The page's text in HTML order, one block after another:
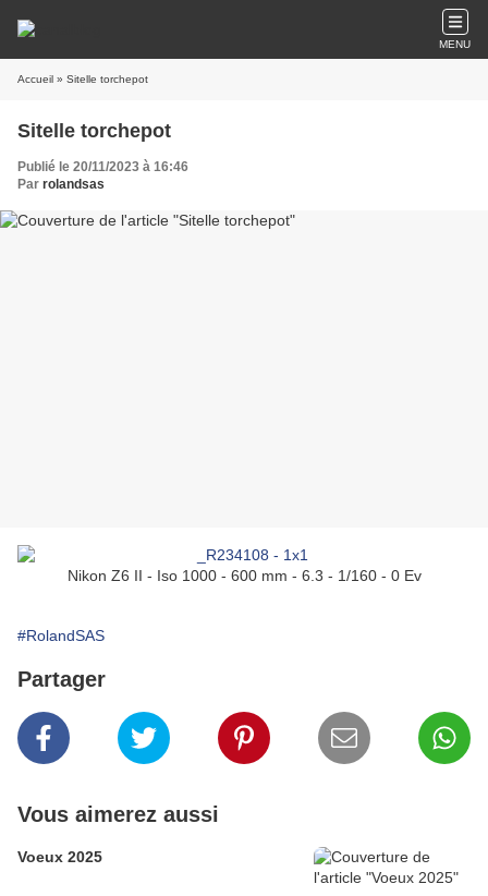
MENU
Accueil » Sitelle torchepot
Sitelle torchepot
Publié le 20/11/2023 à 16:46
Par rolandsas
Nikon Z6 II - Iso 1000 - 600 mm - 6.3 - 1/160 - 0 Ev
#RolandSAS
Partager
Vous aimerez aussi
Voeux 2025